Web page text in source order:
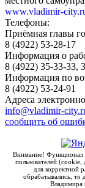
www.vladimir-
Телефоны:
Приёмная главы
8 (4922) 53-28-17
Информация о
8 (4922) 35-33-33,
Информация по
8 (4922) 53-24-91
Адреса
info@vladimir-
сообщить об
Внимание! Функционал
пользователей
для корректной
обрабатывались, то
Владимира